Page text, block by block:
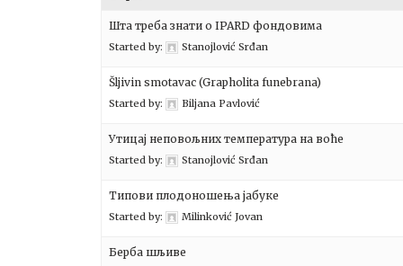
Шта треба знати o IPARD фондовима
Started by: Stanojlović Srđan
Šljivin smotavac (Grapholita funebrana)
Started by: Biljana Pavlović
Утицај неповољних температура на воће
Started by: Stanojlović Srđan
Типови плодоношења јабуке
Started by: Milinković Jovan
Берба шљиве